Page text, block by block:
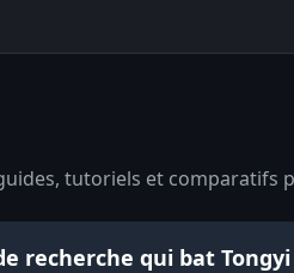
tutoriels et comparatifs
recherche qui bat